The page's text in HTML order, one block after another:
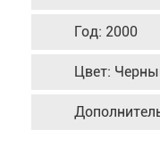
Год: 2000
Цвет: